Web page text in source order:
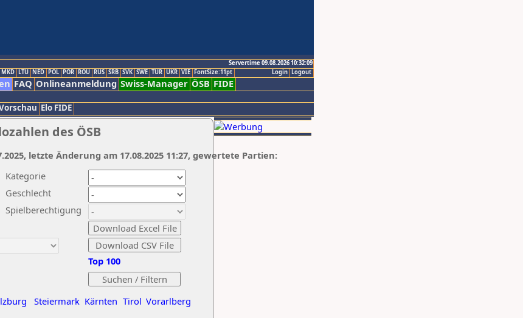
Servertime 09.08.2026 10:32:09
Logout
Login
MKD LTU NED POL POR ROU RUS SRB SVK SWE TUR UKR VIE FontSize:11pt
FAQ Onlineanmeldung Swiss-Manager ÖSB FIDE
Elo FIDE
des ÖSB
Kategorie
Geschlecht
Spielberechtigung
Steiermark Kärnten Tirol Vorarlberg
Top 100
letzte Änderung am 17.08.2025 11:27, gewertete Partien: